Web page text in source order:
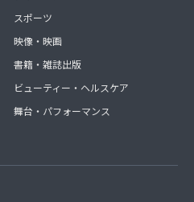
スポーツ
映像・映画
書籍・雑誌出版
ビューティー・ヘルスケア
舞台・パフォーマンス